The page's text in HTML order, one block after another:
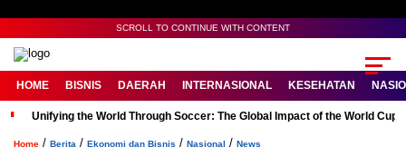
SCROLL TO CONTINUE WITH CONTENT
HOME BISNIS DAERAH INTERNASIONAL KESEHATAN
Unifying the World Through Soccer: The Global Impact of the World Cup
Home / Berita / Ekonomi dan Bisnis / Nasional / News